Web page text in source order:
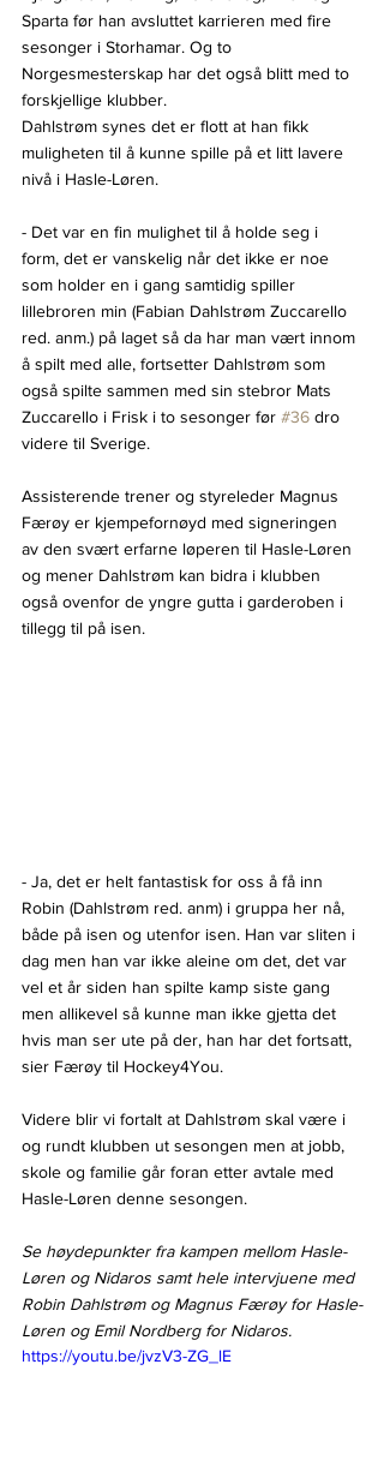
Sparta før han avsluttet karrieren med fire
sesonger i Storhamar. Og to
Norgesmesterskap har det også blitt med to
forskjellige klubber.
Dahlstrøm synes det er flott at han fikk
muligheten til å kunne spille på et litt lavere
nivå i Hasle-Løren.
- Det var en fin mulighet til å holde seg i
form, det er vanskelig når det ikke er noe
som holder en i gang samtidig spiller
lillebroren min (Fabian Dahlstrøm Zuccarello
red. anm.) på laget så da har man vært innom
å spilt med alle, fortsetter Dahlstrøm som
også spilte sammen med sin stebror Mats
Zuccarello i Frisk i to sesonger før #36 dro
videre til Sverige.
Assisterende trener og styreleder Magnus
Færøy er kjempefornøyd med signeringen
av den svært erfarne løperen til Hasle-Løren
og mener Dahlstrøm kan bidra i klubben
også ovenfor de yngre gutta i garderoben i
tillegg til på isen.
- Ja, det er helt fantastisk for oss å få inn
Robin (Dahlstrøm red. anm) i gruppa her nå,
både på isen og utenfor isen. Han var sliten i
dag men han var ikke aleine om det, det var
vel et år siden han spilte kamp siste gang
men allikevel så kunne man ikke gjetta det
hvis man ser ute på der, han har det fortsatt,
sier Færøy til Hockey4You.
Videre blir vi fortalt at Dahlstrøm skal være i
og rundt klubben ut sesongen men at jobb,
skole og familie går foran etter avtale med
Hasle-Løren denne sesongen.
Se høydepunkter fra kampen mellom Hasle-
Løren og Nidaros samt hele intervjuene med
Robin Dahlstrøm og Magnus Færøy for Hasle-
Løren og Emil Nordberg for Nidaros.
https://youtu.be/jvzV3-ZG_lE